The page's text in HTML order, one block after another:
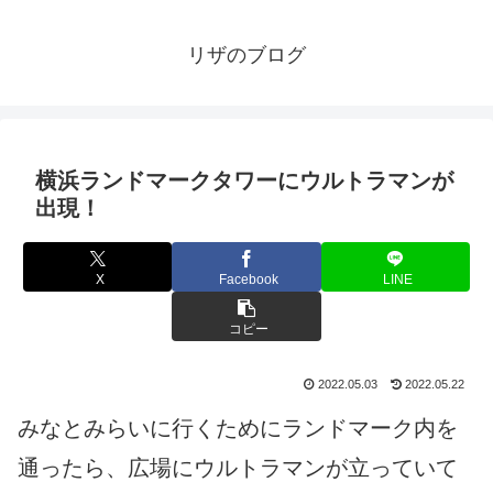
リザのブログ
横浜ランドマークタワーにウルトラマンが
出現！
X Facebook LINE
コピー
2022.05.03 2022.05.22
みなとみらいに行くためにランドマーク内を
通ったら、広場にウルトラマンが立っていて